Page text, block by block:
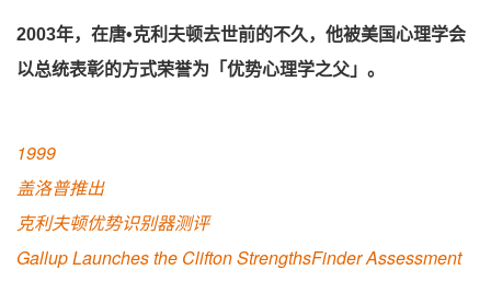
2003年，在唐•克利夫顿去世前的不久，他被美国心理学会
以总统表彰的方式荣誉为「优势心理学之父」。
1999
盖洛普推出
克利夫顿优势识别器测评
Gallup Launches the Clifton StrengthsFinder Assessment